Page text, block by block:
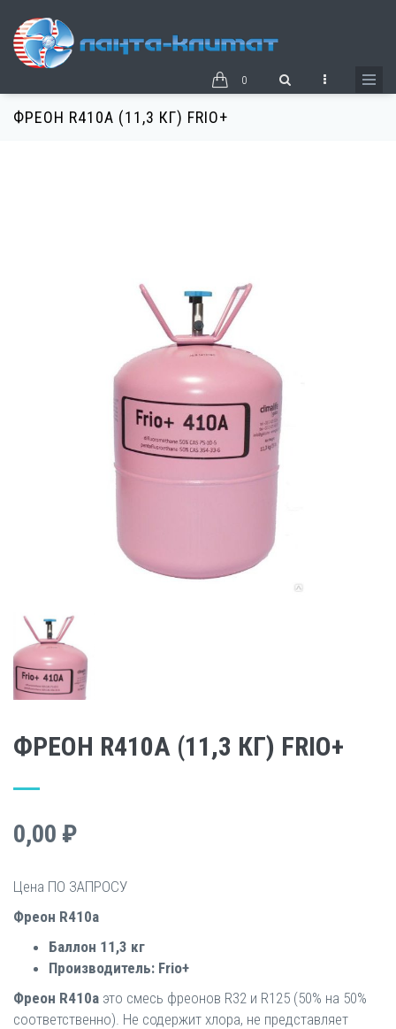
основному
0
ФРЕОН R410A (11,3 КГ) FRIO+
ФРЕОН R410A (11,3 КГ) FRIO+
0,00 ₽
Цена ПО ЗАПРОСУ
Фреон R410a
Баллон 11,3 кг
Производитель: Frio+
Фреон R410a это смесь фреонов R32 и R125 (50% на 50%
соответственно). Не содержит хлора, не представляет